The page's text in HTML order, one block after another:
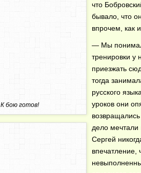
К бою готов!
что
бывало, что
впрочем, как
— Мы
тренировки у
приезжать
тогда
русского
уроков они
дело мечтали
Сергей
впечатление,